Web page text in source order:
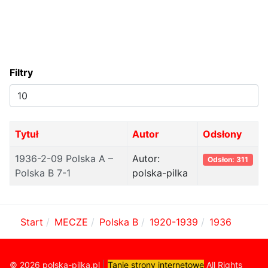
Filtry
Pokaż
#
Tytuł Autor Odsłony
1936-2-09 Polska A –
Polska B 7-1
Autor:
polska-pilka
Odsłon: 311
Start MECZE Polska B 1920-1939 1936
© 2026 polska-pilka.pl Tanie strony internetowe All Rights